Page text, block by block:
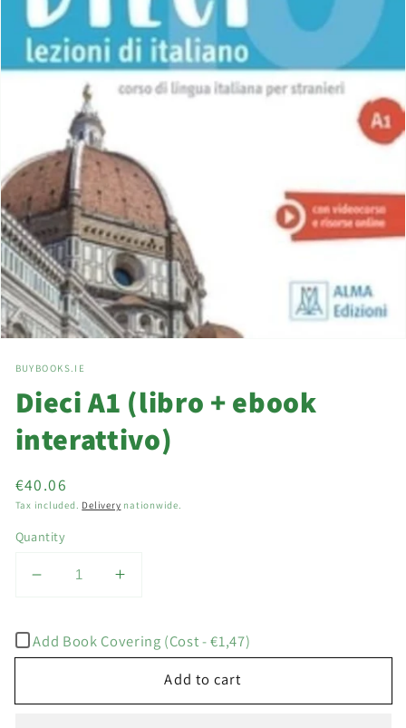
modal
BUYBOOKS.IE
Dieci A1 (libro + ebook
interattivo)
Regular
price
€40.06
Tax included. Delivery nationwide.
Quantity
Decrease
Dieci
+
Increase
Dieci
+
Add Book Covering (Cost - €1,47)
Add to cart